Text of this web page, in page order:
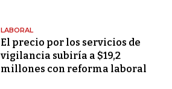
LABORAL
El precio por los servicios de
vigilancia subiría a $19,2
millones con reforma laboral